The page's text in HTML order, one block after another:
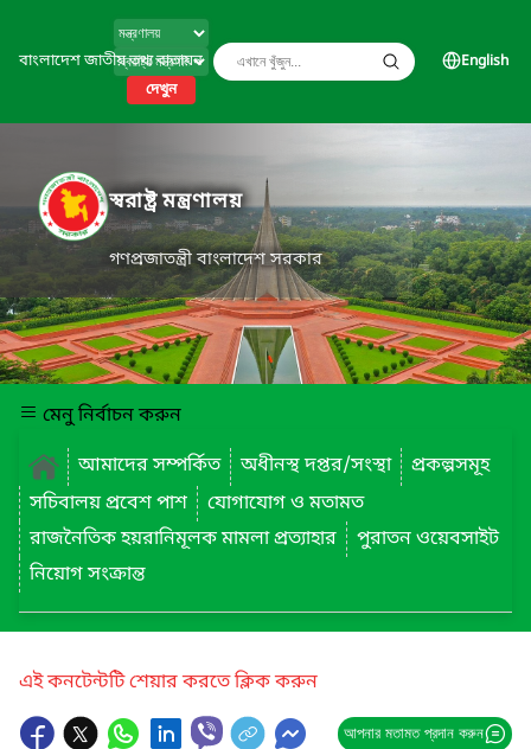
বাংলাদেশ জাতীয় তথ্য বাতায়ন
দেখুন
English
স্বরাষ্ট্র মন্ত্রণালয়
গণপ্রজাতন্ত্রী বাংলাদেশ সরকার
মেনু নির্বাচন করুন
আমাদের সম্পর্কিত
অধীনস্থ দপ্তর/সংস্থা
প্রকল্পসমূহ
সচিবালয় প্রবেশ পাশ
যোগাযোগ ও মতামত
রাজনৈতিক হয়রানিমূলক মামলা প্রত্যাহার
পুরাতন ওয়েবসাইট
নিয়োগ সংক্রান্ত
এই কনটেন্টটি শেয়ার করতে ক্লিক করুন
আপনার মতামত প্রদান করুন